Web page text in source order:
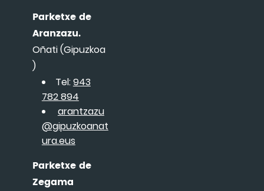
Parketxe de
Aranzazu.
Oñati (Gipuzkoa
)
Tel:943
782 894
arantzazu
@gipuzkoanat
ura.eus
Parketxe de
Zegama